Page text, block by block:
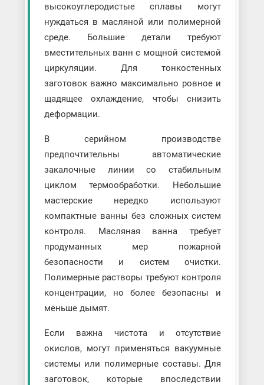
высокоуглеродистые сплавы могут
нуждаться в масляной или полимерной
среде. Большие детали требуют
вместительных ванн с мощной системой
циркуляции. Для тонкостенных
заготовок важно максимально ровное и
щадящее охлаждение, чтобы снизить
деформации.
В серийном производстве
предпочтительны автоматические
закалочные линии со стабильным
циклом термообработки. Небольшие
мастерские нередко используют
компактные ванны без сложных систем
контроля. Масляная ванна требует
продуманных мер пожарной
безопасности и систем очистки.
Полимерные растворы требуют контроля
концентрации, но более безопасны и
меньше дымят.
Если важна чистота и отсутствие
окислов, могут применяться вакуумные
системы или полимерные составы. Для
заготовок, которые впоследствии